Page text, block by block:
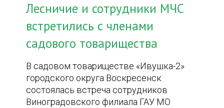
Лесничие и сотрудники МЧС
встретились с членами
садового товарищества
В садовом товариществе «Ивушка-2»
городского округа Воскресенск
состоялась встреча сотрудников
Виноградовского филиала ГАУ МО